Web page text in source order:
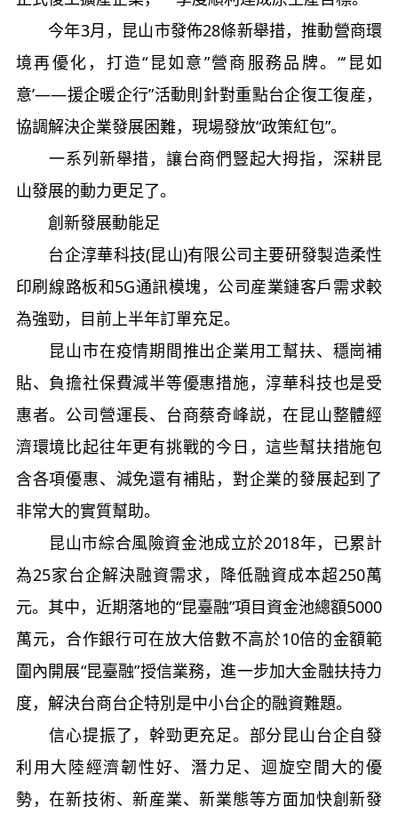
今年3月，昆山市發佈28條新舉措，推動營商環
境再優化，打造“昆如意”營商服務品牌。“‘昆如
意’——援企暖企行”活動則針對重點台企復工復産，
協調解決企業發展困難，現場發放“政策紅包”。
一系列新舉措，讓台商們豎起大拇指，深耕昆
山發展的動力更足了。
創新發展動能足
台企淳華科技(昆山)有限公司主要研發製造柔性
印刷線路板和5G通訊模塊，公司産業鏈客戶需求較
為強勁，目前上半年訂單充足。
昆山市在疫情期間推出企業用工幫扶、穩崗補
貼、負擔社保費減半等優惠措施，淳華科技也是受
惠者。公司營運長、台商蔡奇峰説，在昆山整體經
濟環境比起往年更有挑戰的今日，這些幫扶措施包
含各項優惠、減免還有補貼，對企業的發展起到了
非常大的實質幫助。
昆山市綜合風險資金池成立於2018年，已累計
為25家台企解決融資需求，降低融資成本超250萬
元。其中，近期落地的“昆臺融”項目資金池總額5000
萬元，合作銀行可在放大倍數不高於10倍的金額範
圍內開展“昆臺融”授信業務，進一步加大金融扶持力
度，解決台商台企特別是中小台企的融資難題。
信心提振了，幹勁更充足。部分昆山台企自發
利用大陸經濟韌性好、潛力足、迴旋空間大的優
勢，在新技術、新産業、新業態等方面加快創新發